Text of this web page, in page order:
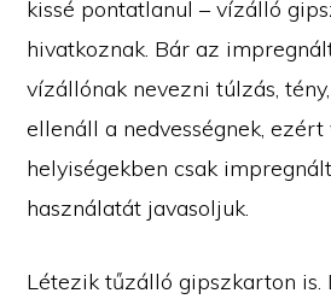
kissé pontatlanul – vízálló
hivatkoznak. Bár az
vízállónak nevezni túlzás,
ellenáll a nedvességnek, ezért
helyiségekben csak
használatát javasoljuk.
Létezik tűzálló gipszkarton is.